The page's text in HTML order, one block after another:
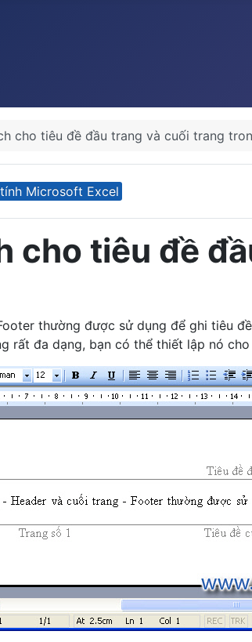
cho tiêu đề đầu trang và cuối trang
Microsoft Excel
cho tiêu đề
thường được sử dụng để ghi tiêu
rất đa dạng, bạn có thể thiết lập nó